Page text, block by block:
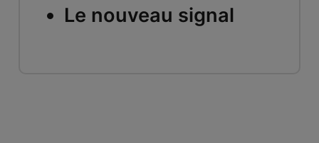
Le nouveau signal